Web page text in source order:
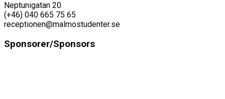
Neptunigatan 20
(+46) 040 665 75 65
receptionen@malmostudenter.se
Sponsorer/Sponsors